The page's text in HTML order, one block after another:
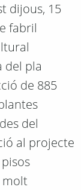
dijous, 15
fabril
del pla
de 885
del
al projecte
molt